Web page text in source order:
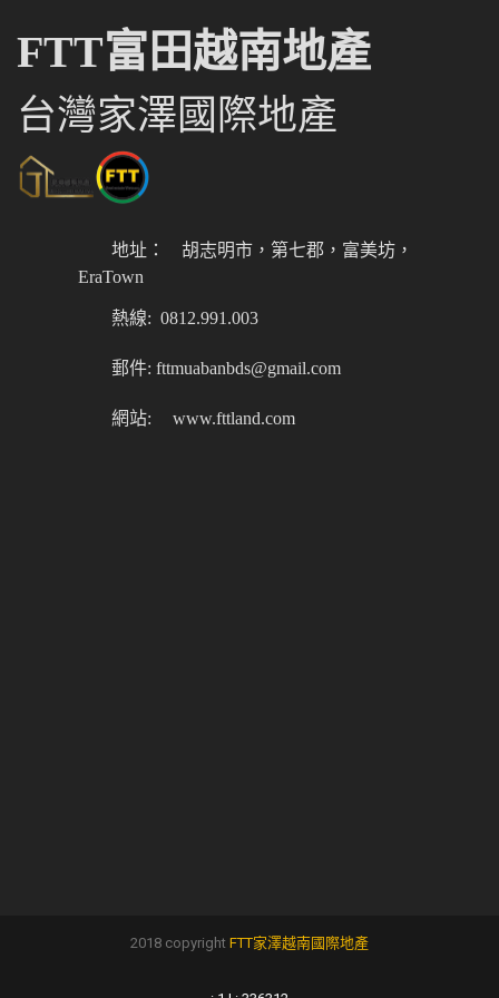
FTT富田越南地產
台灣家澤國際地產
地址：
胡志明市，第七郡，富美坊，
EraTown
熱線: 0812.991.003
郵件: fttmuabanbds@gmail.com
網站: www.fttland.com
2018 copyright FTT家澤越南國際地產